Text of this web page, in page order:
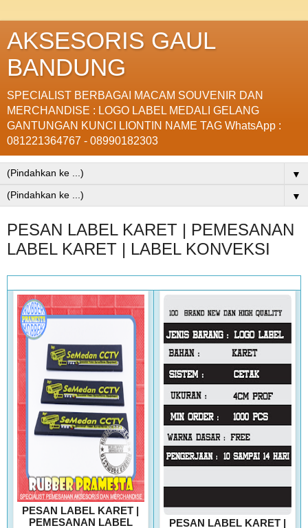
AKSESORIS GAUL
BANDUNG
SPECIALIST BERBAGAI MACAM SOUVENIR DAN
MERCHANDISE : LOGO LABEL MEDALI GELANG
GANTUNGAN KUNCI LIONTIN NAME TAG WhatsApp :
081221364767 - 08990182303
▼
▼
PESAN LABEL KARET | PEMESANAN
LABEL KARET | LABEL KONVEKSI
PESAN LABEL KARET |
PEMESANAN LABEL
PESAN LABEL KARET |